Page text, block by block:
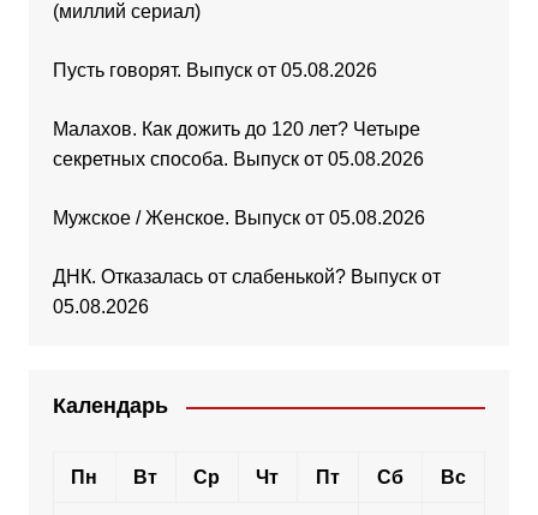
(миллий сериал)
Пусть говорят. Выпуск от 05.08.2026
Малахов. Как дожить до 120 лет? Четыре
секретных способа. Выпуск от 05.08.2026
Мужское / Женское. Выпуск от 05.08.2026
ДНК. Отказалась от слабенькой? Выпуск от
05.08.2026
Календарь
Пн Вт Ср Чт Пт Сб Вс